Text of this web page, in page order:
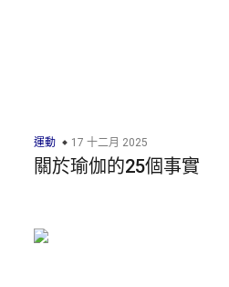
運動 17 十二月 2025
關於瑜伽的25個事實